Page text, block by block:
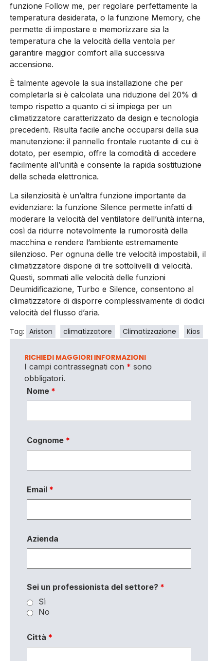
funzione Follow me, per regolare perfettamente la
temperatura desiderata, o la funzione Memory, che
permette di impostare e memorizzare sia la
temperatura che la velocità della ventola per
garantire maggior comfort alla successiva
accensione.
È talmente agevole la sua installazione che per
completarla si è calcolata una riduzione del 20% di
tempo rispetto a quanto ci si impiega per un
climatizzatore caratterizzato da design e tecnologia
precedenti. Risulta facile anche occuparsi della sua
manutenzione: il pannello frontale ruotante di cui è
dotato, per esempio, offre la comodità di accedere
facilmente all’unità e consente la rapida sostituzione
della scheda elettronica.
La silenziosità è un’altra funzione importante da
evidenziare: la funzione Silence permette infatti di
moderare la velocità del ventilatore dell’unità interna,
così da ridurre notevolmente la rumorosità della
macchina e rendere l’ambiente estremamente
silenzioso. Per ognuna delle tre velocità impostabili, il
climatizzatore dispone di tre sottolivelli di velocità.
Questi, sommati alle velocità delle funzioni
Deumidificazione, Turbo e Silence, consentono al
climatizzatore di disporre complessivamente di dodici
velocità del flusso d’aria.
Tag: Ariston climatizzatore Climatizzazione Kios
RICHIEDI MAGGIORI INFORMAZIONI
I campi contrassegnati con * sono
obbligatori.
Nome *
Cognome *
Email *
Azienda
Sei un professionista del settore? *
Sì
No
Città *